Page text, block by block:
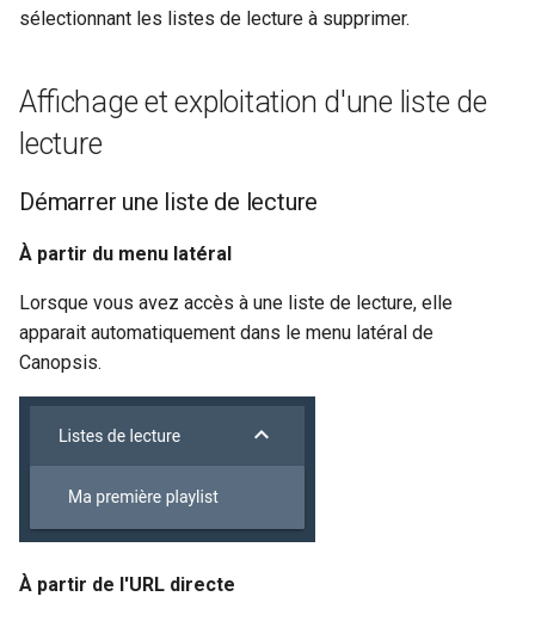
sélectionnant les listes de lecture à supprimer.
Affichage et exploitation d'une liste de
lecture
Démarrer une liste de lecture
À partir du menu latéral
Lorsque vous avez accès à une liste de lecture, elle
apparait automatiquement dans le menu latéral de
Canopsis.
À partir de l'URL directe